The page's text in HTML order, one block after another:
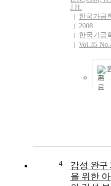
J.H.
한국가금
2008
한국가금
Vol.35
기
4
감성 완구
을 위한